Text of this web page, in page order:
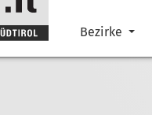
Bezirke